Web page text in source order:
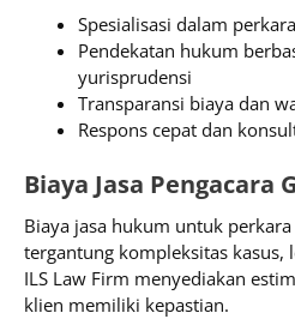
Spesialisasi dalam
Pendekatan hukum
yurisprudensi
Transparansi biaya dan
Respons cepat dan
Biaya Jasa Pengacara
Biaya jasa hukum untuk
tergantung kompleksitas kasus,
ILS Law Firm menyediakan
klien memiliki kepastian.